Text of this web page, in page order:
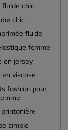
fluide chic
chic
fluide
femme
en jersey
en viscose
fashion pour
printanière
simple